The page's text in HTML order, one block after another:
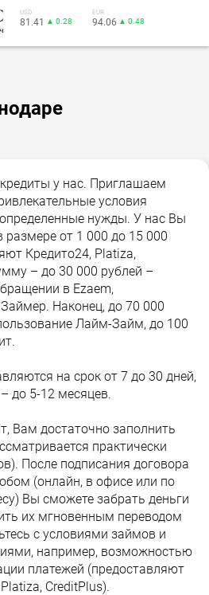
USD
81.41 ▲ 0.28
EUR
94.06 ▲ 0.48
у нас. Приглашаем
условия
нужды. У нас Вы
от 1 000 до 15 000
Кредито24, Platiza,
– до 30 000 рублей –
в Ezaem,
Наконец, до 70 000
Лайм-Займ, до 100
на срок от 7 до 30 дней,
до 5-12 месяцев.
Вам достаточно заполнить
практически
После подписания договора
(онлайн, в офисе или по
Вы сможете забрать деньги
их мгновенным переводом
с условиями займов и
например, возможностью
платежей (предоставляют
CreditPlus).